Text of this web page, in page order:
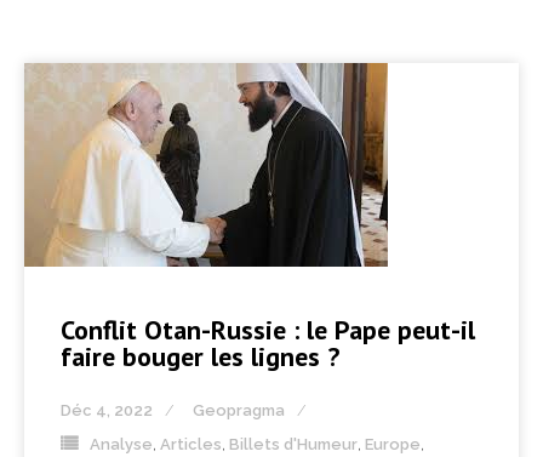
Conflit Otan-Russie : le Pape peut-il
faire bouger les lignes ?
Déc 4, 2022
Geopragma
Analyse, Articles, Billets d'Humeur, Europe,